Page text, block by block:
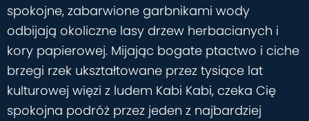
spokojne, zabarwione garbnikami wody
odbijają okoliczne lasy drzew herbacianych i
kory papierowej. Mijając bogate ptactwo i ciche
brzegi rzek ukształtowane przez tysiące lat
kulturowej więzi z ludem Kabi Kabi, czeka Cię
spokojna podróż przez jeden z najbardziej